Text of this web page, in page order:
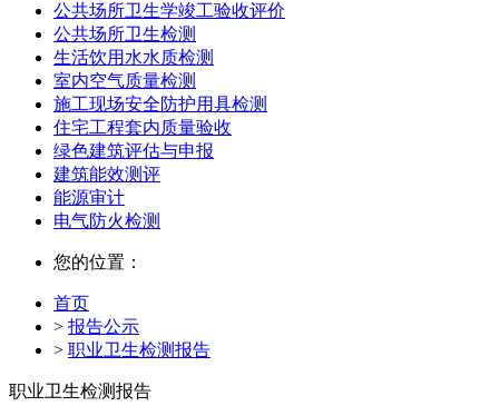
公共场所卫生学竣工验收评价
公共场所卫生检测
生活饮用水水质检测
室内空气质量检测
施工现场安全防护用具检测
住宅工程套内质量验收
绿色建筑评估与申报
建筑能效测评
能源审计
电气防火检测
您的位置：
首页
> 报告公示
> 职业卫生检测报告
职业卫生检测报告